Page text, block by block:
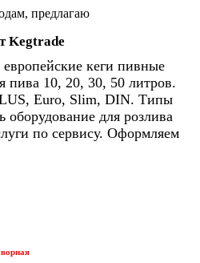
предлагаю
Kegtrade
европейские кеги пивные
пива 10, 20, 30, 50 литров.
Euro, Slim, DIN. Типы
для розлива
по cервису. Оформляем